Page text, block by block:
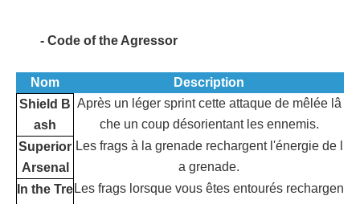
- Code of the Agressor
Nom
Description
Shield B
ash
Après un léger sprint cette attaque de mêlée lâ
che un coup désorientant les ennemis.
Superior
Arsenal
Les frags à la grenade rechargent l'énergie de l
a grenade.
In the Tre Les frags lorsque vous êtes entourés rechargen